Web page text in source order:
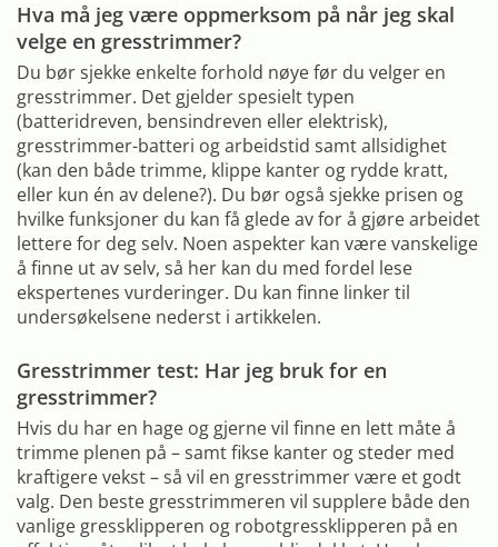
Hva må jeg være oppmerksom på når jeg skal
velge en gresstrimmer?
Du bør sjekke enkelte forhold nøye før du velger en
gresstrimmer. Det gjelder spesielt typen
(batteridreven, bensindreven eller elektrisk),
gresstrimmer-batteri og arbeidstid samt allsidighet
(kan den både trimme, klippe kanter og rydde kratt,
eller kun én av delene?). Du bør også sjekke prisen og
hvilke funksjoner du kan få glede av for å gjøre arbeidet
lettere for deg selv. Noen aspekter kan være vanskelige
å finne ut av selv, så her kan du med fordel lese
ekspertenes vurderinger. Du kan finne linker til
undersøkelsene nederst i artikkelen.
Gresstrimmer test: Har jeg bruk for en
gresstrimmer?
Hvis du har en hage og gjerne vil finne en lett måte å
trimme plenen på – samt fikse kanter og steder med
kraftigere vekst – så vil en gresstrimmer være et godt
valg. Den beste gresstrimmeren vil supplere både den
vanlige gressklipperen og robotgressklipperen på en